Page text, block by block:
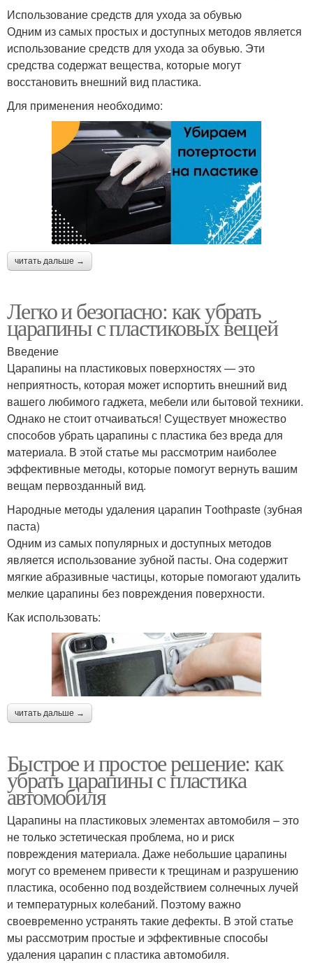
Использование средств для ухода за обувью
Одним из самых простых и доступных методов является
использование средств для ухода за обувью. Эти
средства содержат вещества, которые могут
восстановить внешний вид пластика.
Для применения необходимо:
читать дальше →
Легко и безопасно: как убрать
царапины с пластиковых вещей
Введение
Царапины на пластиковых поверхностях — это
неприятность, которая может испортить внешний вид
вашего любимого гаджета, мебели или бытовой техники.
Однако не стоит отчаиваться! Существует множество
способов убрать царапины с пластика без вреда для
материала. В этой статье мы рассмотрим наиболее
эффективные методы, которые помогут вернуть вашим
вещам первозданный вид.
Народные методы удаления царапин Тoothpaste (зубная
паста)
Одним из самых популярных и доступных методов
является использование зубной пасты. Она содержит
мягкие абразивные частицы, которые помогают удалить
мелкие царапины без повреждения поверхности.
Как использовать:
читать дальше →
Быстрое и простое решение: как
убрать царапины с пластика
автомобиля
Царапины на пластиковых элементах автомобиля – это
не только эстетическая проблема, но и риск
повреждения материала. Даже небольшие царапины
могут со временем привести к трещинам и разрушению
пластика, особенно под воздействием солнечных лучей
и температурных колебаний. Поэтому важно
своевременно устранять такие дефекты. В этой статье
мы рассмотрим простые и эффективные способы
удаления царапин с пластика автомобиля.